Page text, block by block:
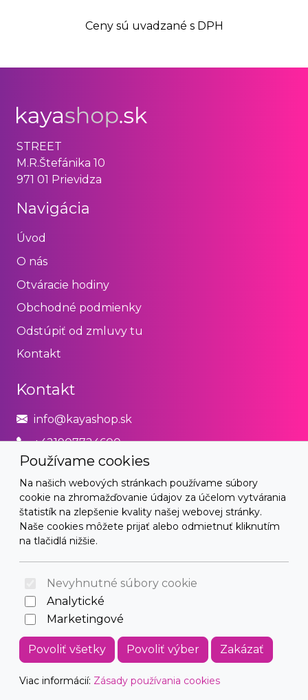
Ceny sú uvadzané s DPH
Používame cookies
Na našich webových stránkach používame súbory
cookie na zhromažďovanie údajov za účelom vytvárania
štatistík na zlepšenie kvality našej webovej stránky.
Naše cookies môžete prijať alebo odmietnuť kliknutím
na tlačidlá nižšie.
Nevyhnutné súbory cookie
Analytické
Marketingové
Povoliť všetky Povoliť výber Zakázať
Viac informácií: Zásady používania cookies
STREET
M.R.Štefánika 10
971 01 Prievidza
Navigácia
Úvod
O nás
Otváracie hodiny
Obchodné podmienky
Odstúpiť od zmluvy tu
Kontakt
Kontakt
info@kayashop.sk
+421907724600
Právne
Obchodné podmienky
Zásady používania cookies
© 2026 Arrabella s.r.o., mayabella s.r.o., Všetky práva
vyhradené.
Hosting: - Web: